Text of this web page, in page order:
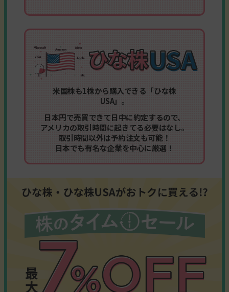
米国株も1株から購入できる「ひな株
USA」。
日本円で売買できて日中に約定するので、
アメリカの取引時間に起きてる必要はなし。
取引時間以外は予約注文も可能！
日本でも有名な企業を中心に厳選！